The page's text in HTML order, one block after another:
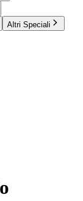
Altri Speciali